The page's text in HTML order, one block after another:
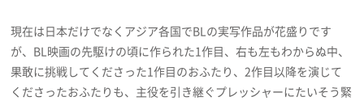
現在は日本だけでなくアジア各国でBLの実写作品が花盛りです
が、BL映画の先駆けの頃に作られた1作目、右も左もわからぬ中、
果敢に挑戦してくださった1作目のおふたり、2作目以降を演じて
くださったおふたりも、主役を引き継ぐプレッシャーにたいそう緊